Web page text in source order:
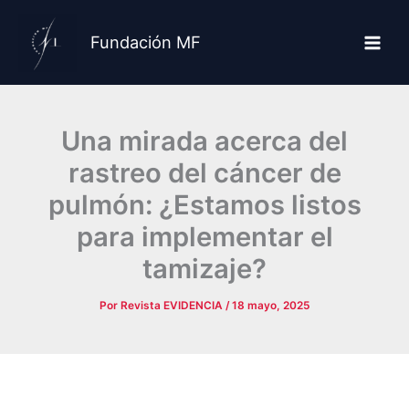
contenido
Fundación MF
Una mirada acerca del
rastreo del cáncer de
pulmón: ¿Estamos listos
para implementar el
tamizaje?
Por Revista EVIDENCIA /18 mayo, 2025